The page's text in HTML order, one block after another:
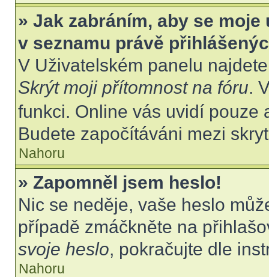
» Jak zabráním, aby se
v seznamu právě
V Uživatelském panelu
Skrýt moji přítomnost na fóru.
funkci. Online vás uvidí pouze
Budete započítáváni mezi
Nahoru
» Zapomněl jsem heslo!
Nic se neděje, vaše heslo
případě zmáčkněte na
svoje heslo, pokračujte dle
Nahoru